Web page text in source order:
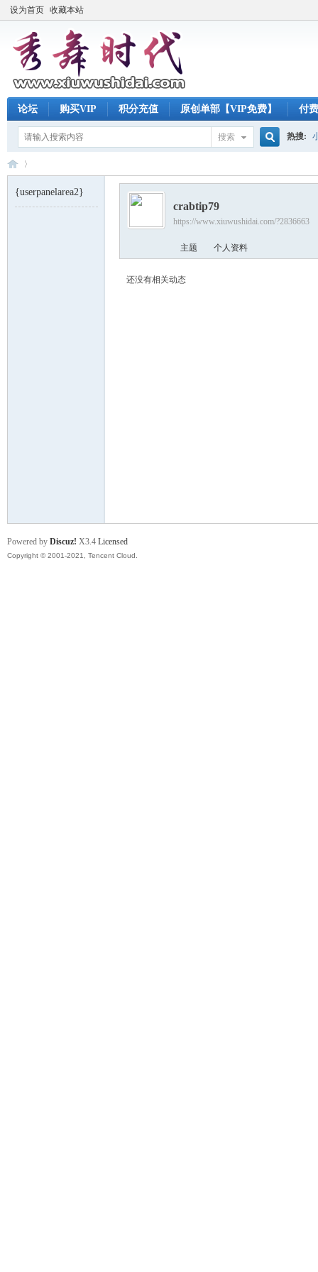
设为首页 收藏本站
论坛 购买VIP 积分充值 原创单部【VIP免费】 付
搜索
索
热搜:
{userpanelarea2}
crabtip79
https://www.xiuwushidai.com/?2836663
主题 个人资料
还没有相关动态
Powered by Discuz! X3.4 Licensed
Copyright © 2001-2021, Tencent Cloud.